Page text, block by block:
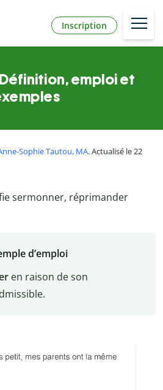
Inscription
emploi et
Sophie Tautou, MA. Actualisé le 22
sermonner, réprimander
d’emploi
en raison de son